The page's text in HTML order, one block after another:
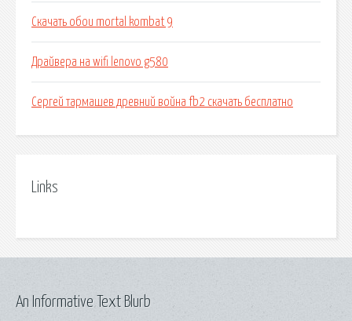
Скачать обои mortal kombat 9
Драйвера на wifi lenovo g580
Сергей тармашев древний война fb2 скачать бесплатно
Links
An Informative Text Blurb